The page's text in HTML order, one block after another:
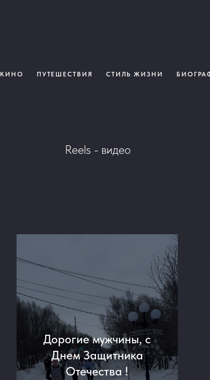
КИНО ПУТЕШЕСТВИЯ СТИЛЬ ЖИЗНИ
Reels - видео
Дорогие мужчины, с
Днем Защитника
Отечества !